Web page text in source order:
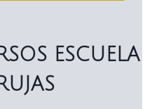
ESCUELA